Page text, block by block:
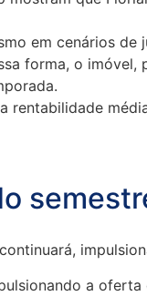
em cenários de
forma, o
rentabilidade
a